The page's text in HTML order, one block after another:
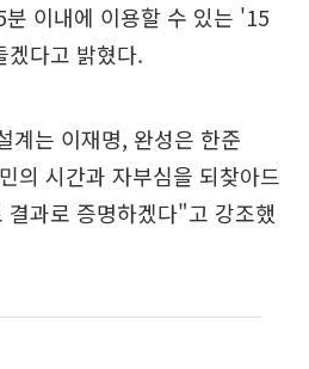
분 이내에 이용할 수 있는 '15
다고 밝혔다.
계는 이재명, 완성은 한준
의 시간과 자부심을 되찾아드
결과로 증명하겠다"고 강조했